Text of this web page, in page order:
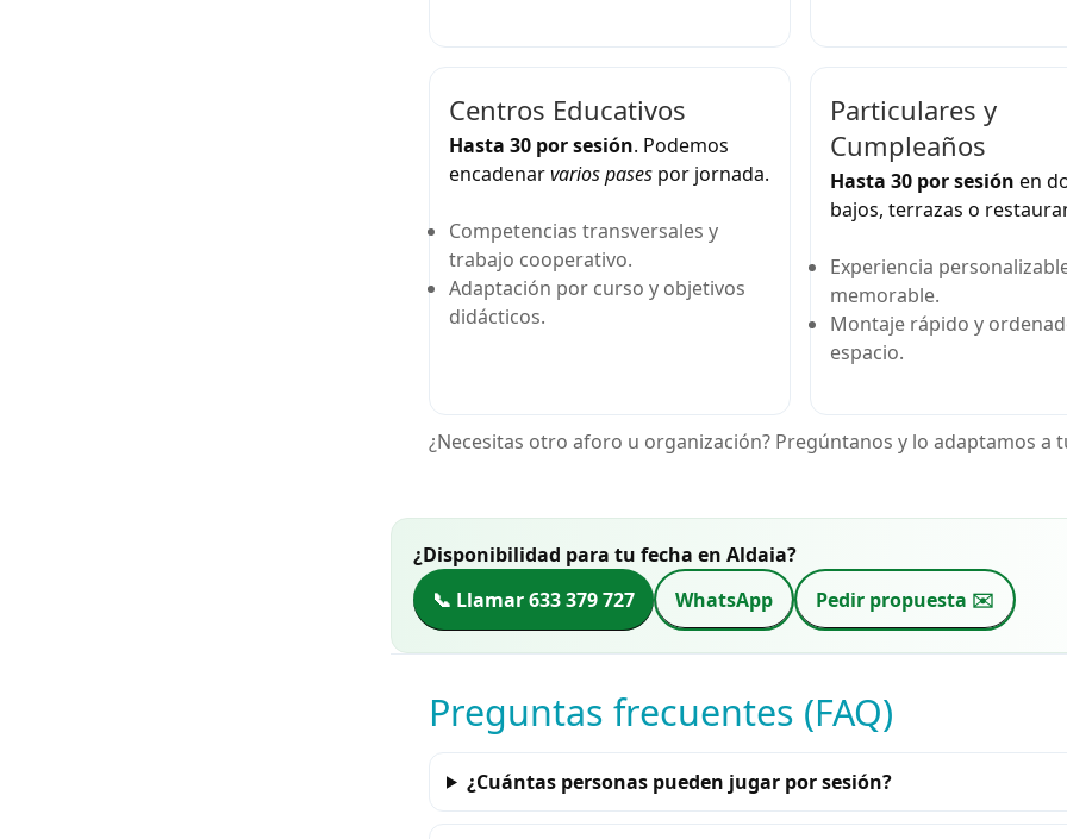
Centros Educativos
Hasta 30 por sesión. Podemos
encadenarvarios pases por jornada.
Competencias transversales y
trabajo cooperativo.
Adaptación por curso y objetivos
didácticos.
Particulares y
Cumpleaños
Hasta 30 por sesión en
bajos, terrazas o
Experiencia
memorable.
Montaje rápido y
espacio.
¿Necesitas otro aforo u organización? Pregúntanos y lo adaptamos a
¿Disponibilidad para tu fecha en Aldaia?
📞 Llamar 633 379 727
WhatsApp Pedir propuesta ✉️
Preguntas frecuentes (FAQ)
¿Cuántas personas pueden jugar por sesión?